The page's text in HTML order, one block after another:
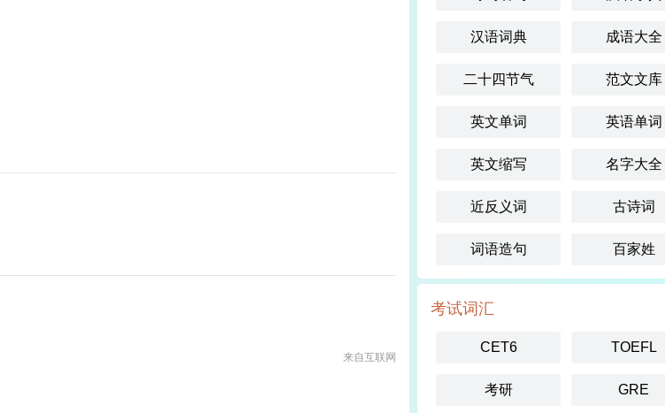
来自互联网
汉语词典 成语大全
二十四节气 范文文库
英文单词 英语单词
英文缩写 名字大全
近反义词 古诗词
词语造句 百家姓
考试词汇
CET6 TOEFL
考研 GRE